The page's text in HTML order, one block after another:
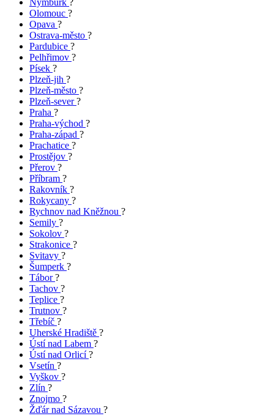
Nymburk ?
Olomouc ?
Opava ?
Ostrava-město ?
Pardubice ?
Pelhřimov ?
Písek ?
Plzeň-jih ?
Plzeň-město ?
Plzeň-sever?
Praha ?
Praha-východ ?
Praha-západ ?
Prachatice ?
Prostějov ?
Přerov ?
Příbram ?
Rakovník ?
Rokycany ?
Rychnov nad Kněžnou ?
Semily ?
Sokolov ?
Strakonice ?
Svitavy ?
Šumperk ?
Tábor?
Tachov ?
Teplice ?
Trutnov ?
Třebíč ?
Uherské Hradiště ?
Ústí nad Labem ?
Ústí nad Orlicí?
Vsetín ?
Vyškov ?
Zlín ?
Znojmo ?
Žďár nad Sázavou ?